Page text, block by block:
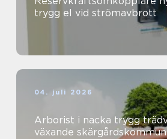
trygg el vid strömavbrott
04. juli 2026
Arborist i nacka trygg trädvård i en
växande skärgårdskommun